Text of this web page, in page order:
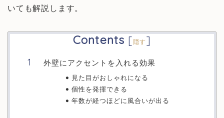
いても解説します。
Contents [隠す ]
外壁にアクセントを入れる効果
見た目がおしゃれになる
個性を発揮できる
年数が経つほどに風合いが出る